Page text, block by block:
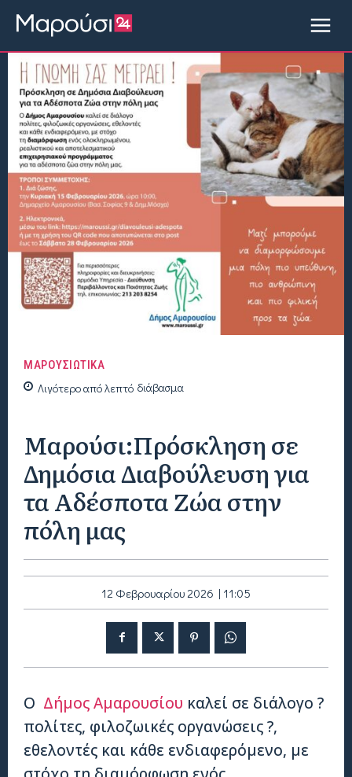
ΜΑΡΟΥΣΙΩΤΙΚΑ
Λιγότερο απόλεπτό διάβασμα
Μαρούσι:Πρόσκληση σε
Δημόσια Διαβούλευση για
τα Αδέσποτα Ζώα στην
πόλη μας
12 Φεβρουαρίου 2026 | 11:05
Ο Δήμος Αμαρουσίου καλεί σε διάλογο ?
πολίτες, φιλοζωικές οργανώσεις ?,
εθελοντές και κάθε ενδιαφερόμενο, με